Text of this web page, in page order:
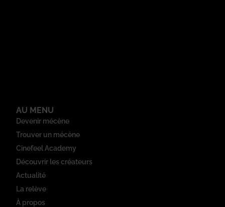
AU MENU
Devenir mécène
Trouver un mécène
Cinefeel Academy
Découvrir les créateurs
Actualité
La relève
À propos